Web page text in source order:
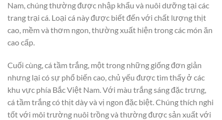
Nam, chúng thường được nhập khẩu và nuôi dưỡng tại các
trang trại cá. Loại cá này được biết đến với chất lượng thịt
cao, mềm và thơm ngon, thường xuất hiện trong các món ăn
cao cấp.
Cuối cùng, cá tầm trắng, một trong những giống đơn giản
nhưng lại có sự phổ biến cao, chủ yếu được tìm thấy ở các
khu vực phía Bắc Việt Nam. Với màu trắng sáng đặc trưng,
cá tầm trắng có thịt dày và vị ngon đặc biệt. Chúng thích nghi
tốt với môi trường nuôi trồng và thường được sản xuất với